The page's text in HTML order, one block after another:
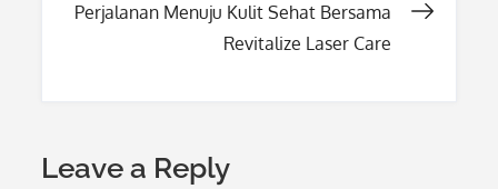
Perjalanan Menuju Kulit Sehat Bersama
Revitalize Laser Care
Leave a Reply